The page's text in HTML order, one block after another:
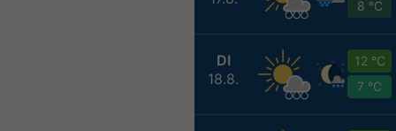
8 °C
DI
18.8.
12 °C
7 °C